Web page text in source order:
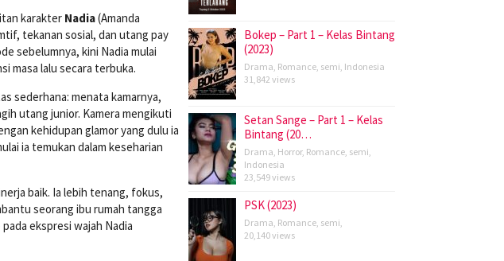
karakter Nadia(Amanda
tekanan sosial, dan utang pay
sebelumnya, kini Nadia mulai
masa lalu secara terbuka.
sederhana: menata kamarnya,
utang junior. Kamera mengikuti
kehidupan glamor yang dulu ia
ia temukan dalam keseharian
baik. Ia lebih tenang, fokus,
seorang ibu rumah tangga
ekspresi wajah Nadia
Bokep – Part 1 – Kelas Bintang
(2023)
Drama, Romance, semi, Indonesia
31,842 views
Setan Sange – Part 1 – Kelas
Bintang (20…
Drama, Horror, Romance, semi,
Indonesia
23,549 views
PSK (2023)
Drama, Romance, semi,
20,140 views